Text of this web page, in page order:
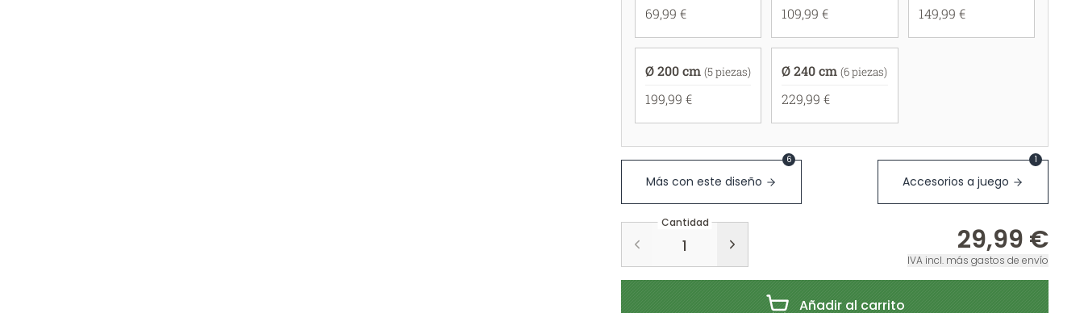
69,99 € 109,99 € 149,99 €
Ø 200 cm (5 piezas)
199,99 €
Ø 240 cm (6 piezas)
229,99 €
Más con este diseño
6
Accesorios a juego
1
Cantidad
29,99 €
IVA incl. más gastos de envío
Añadir al carrito